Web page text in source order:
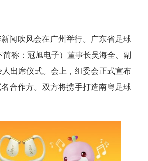
闻吹风会在广州举行。广东省足球
称：冠旭电子）董事长吴海全、副
出席仪式。会上，组委会正式宣布
合作方。双方将携手打造南粤足球